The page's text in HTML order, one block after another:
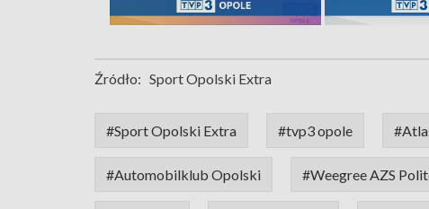
Źródło: Sport Opolski Extra
#Sport Opolski Extra #tvp3 opole
#Automobilklub Opolski #Weegree AZS